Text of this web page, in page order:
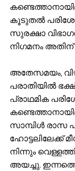
കൂടുതൽ
സുരക്ഷാ
നിഗമനം അതിന്
അതേസമയം,
പരാതിയിൽ
പ്രാഥമിക
സാമ്പിൾ രാസ
ഹോട്ടലിലേക്ക്
നിന്നും
അയച്ചു.